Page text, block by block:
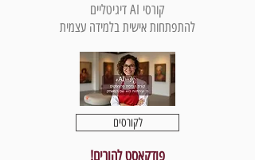
קורסי AI דיגיטליים
להתפתחות אישית בלמידה עצמית
לקורסים
פודקאסט להורים!